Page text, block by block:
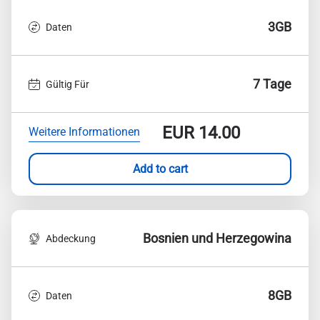
Daten 3GB
Gültig Für 7 Tage
Weitere Informationen EUR14.00
Add to cart
Abdeckung Bosnien und Herzegowina
Daten 8GB